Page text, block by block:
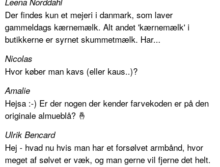
Der findes kun et mejeri i danmark, som laver
gammeldags kærnemælk. Alt andet 'kærnemælk' i
butikkerne er syrnet skummetmælk. Har...
Nicolas
Hvor køber man kavs (eller kaus..)?
Amalie
Hejsa :-) Er der nogen der kender farvekoden er på den
originale almueblå? 🤞
Ulrik Bencard
Hej - hvad nu hvis man har et forsølvet armbånd, hvor
meget af sølvet er væk, og man gerne vil fjerne det helt.